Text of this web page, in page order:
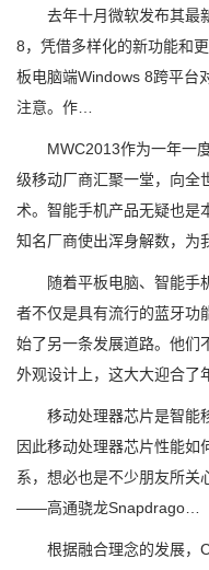
去年十月微软发布其最
8，凭借多样化的新功能和
板电脑端Windows 8跨平台
注意。作…
MWC2013作为一年一度
级移动厂商汇聚一堂，向全
术。智能手机产品无疑也是
知名厂商使出浑身解数，为
随着平板电脑、智能手机
者不仅是具有流行的蓝牙功
始了另一条发展道路。他们
外观设计上，这大大迎合了
移动处理器芯片是智能移
因此移动处理器芯片性能如
系，想必也是不少朋友所关
——高通骁龙Snapdrago…
根据融合理念的发展，